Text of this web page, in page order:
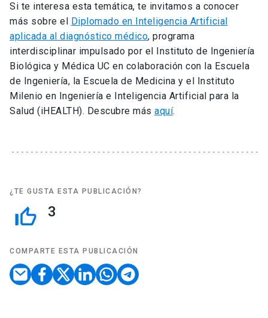
Si te interesa esta temática, te invitamos a conocer
más sobre el Diplomado en Inteligencia Artificial
aplicada al diagnóstico médico, programa
interdisciplinar impulsado por el Instituto de Ingeniería
Biológica y Médica UC en colaboración con la Escuela
de Ingeniería, la Escuela de Medicina y el Instituto
Milenio en Ingeniería e Inteligencia Artificial para la
Salud (iHEALTH). Descubre más aquí.
¿TE GUSTA ESTA PUBLICACIÓN?
thumb_up_off_alt 3
COMPARTE ESTA PUBLICACIÓN